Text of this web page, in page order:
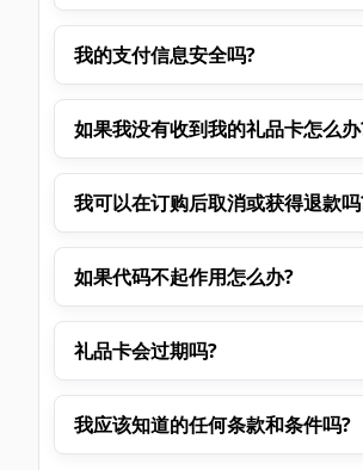
我的支付信息安全吗?
如果我没有收到我的礼品卡怎么
我可以在订购后取消或获得退款
如果代码不起作用怎么办?
礼品卡会过期吗?
我应该知道的任何条款和条件吗?